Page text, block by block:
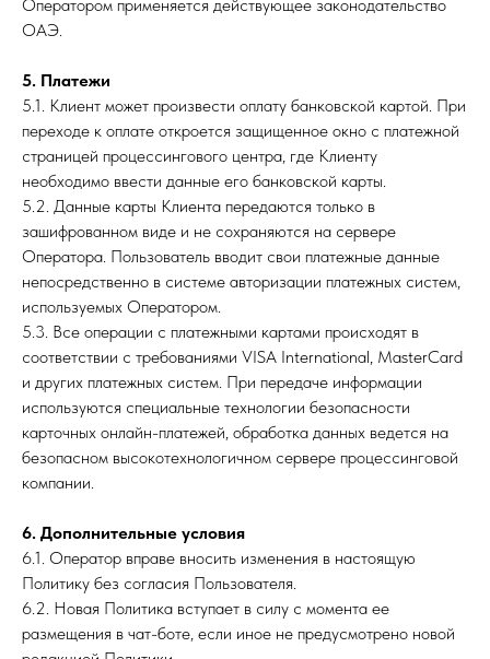
Оператором применяется действующее законодательство
ОАЭ.
5. Платежи
5.1. Клиент может произвести оплату банковской картой. При
переходе к оплате откроется защищенное окно с платежной
страницей процессингового центра, где Клиенту
необходимо ввести данные его банковской карты.
5.2. Данные карты Клиента передаются только в
зашифрованном виде и не сохраняются на сервере
Оператора. Пользователь вводит свои платежные данные
непосредственно в системе авторизации платежных систем,
используемых Оператором.
5.3. Все операции с платежными картами происходят в
соответствии с требованиями VISA International, MasterCard
и других платежных систем. При передаче информации
используются специальные технологии безопасности
карточных онлайн-платежей, обработка данных ведется на
безопасном высокотехнологичном сервере процессинговой
компании.
6. Дополнительные условия
6.1. Оператор вправе вносить изменения в настоящую
Политику без согласия Пользователя.
6.2. Новая Политика вступает в силу с момента ее
размещения в чат-боте, если иное не предусмотрено новой